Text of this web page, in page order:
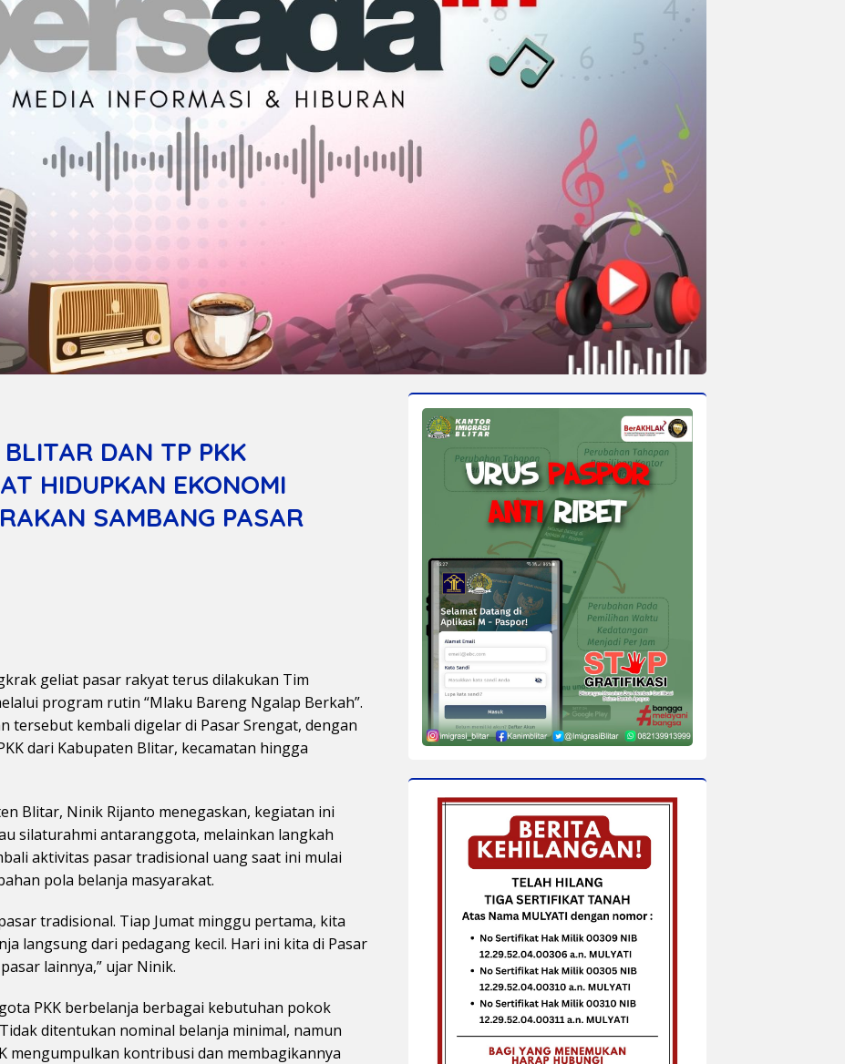
DAN TP PKK
HIDUPKAN EKONOMI
SAMBANG PASAR
geliat pasar rakyat terus dilakukan Tim
program rutin “Mlaku Bareng Ngalap Berkah”.
tersebut kembali digelar di Pasar Srengat, dengan
dari Kabupaten Blitar, kecamatan hingga
Blitar, Ninik Rijanto menegaskan, kegiatan ini
silaturahmi antaranggota, melainkan langkah
aktivitas pasar tradisional uang saat ini mulai
pola belanja masyarakat.
tradisional. Tiap Jumat minggu pertama, kita
langsung dari pedagang kecil. Hari ini kita di Pasar
lainnya,” ujar Ninik.
PKK berbelanja berbagai kebutuhan pokok
ditentukan nominal belanja minimal, namun
mengumpulkan kontribusi dan membagikannya